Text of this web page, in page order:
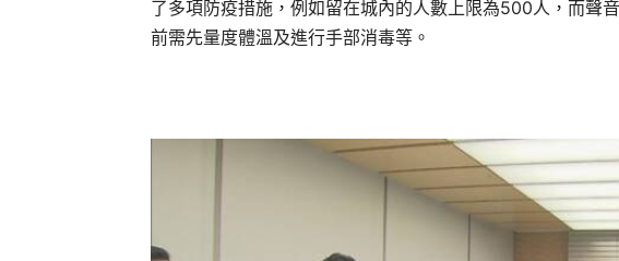
了多項防疫措施，例如留在城內的人數上限為500人，而聲
前需先量度體溫及進行手部消毒等。